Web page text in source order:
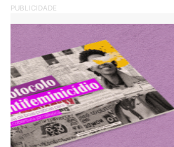
PUBLICIDADE